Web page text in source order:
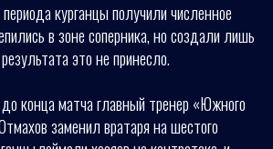
курганцы получили численное
в зоне соперника, но создали лишь
это не принесло.
конца матча главный тренер «Южного
заменил вратаря на шестого